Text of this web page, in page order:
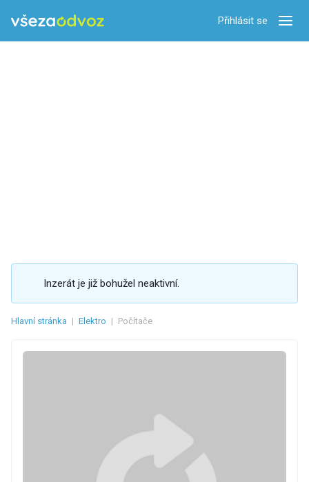
Přihlásit se
Inzerát je již bohužel neaktivní.
Hlavní stránka | Elektro | Počítače